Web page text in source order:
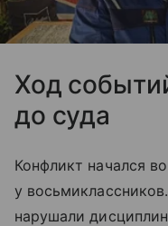
Ход
до суда
Конфликт начался
у
нарушали